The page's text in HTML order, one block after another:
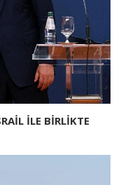
İLE BİRLİKTE